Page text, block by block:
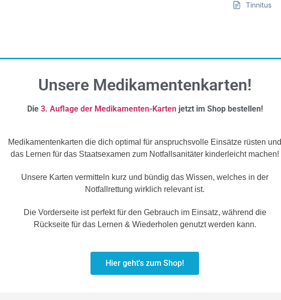
Tinnitus
Unsere Medikamentenkarten!
Die 3. Auflage der Medikamenten-Kartenjetzt im Shop bestellen!
Medikamentenkarten die dich optimal für anspruchsvolle Einsätze rüsten und
das Lernen für das Staatsexamen zum Notfallsanitäter kinderleicht machen!
Unsere Karten vermitteln kurz und bündig das Wissen, welches in der
Notfallrettung wirklich relevant ist.
Die Vorderseite ist perfekt für den Gebrauch im Einsatz, während die
Rückseite für das Lernen & Wiederholen genutzt werden kann.
Hier geht's zum Shop!